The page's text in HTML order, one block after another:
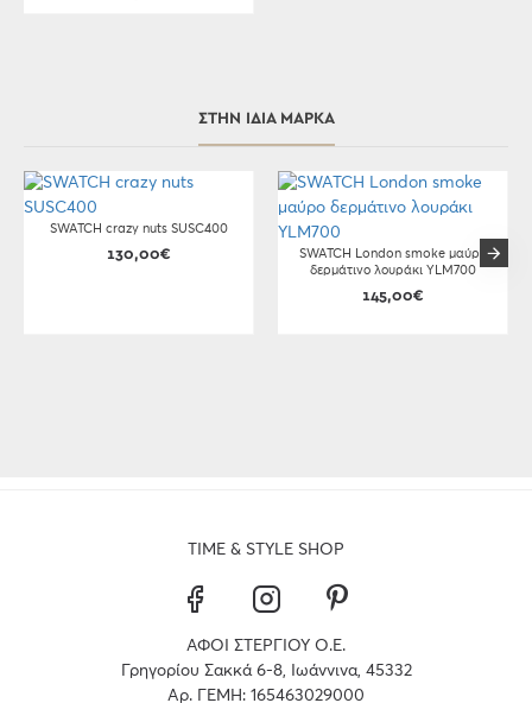
ΣΤΗΝ ΊΔΙΑ ΜΆΡΚΑ
SWATCH crazy nuts SUSC400
130,00€
SWATCH London smoke μαύρο
δερμάτινο λουράκι YLM700
145,00€
TIME & STYLE SHOP
ΑΦΟΙ ΣΤΕΡΓΙΟΥ Ο.Ε.
Γρηγορίου Σακκά 6-8, Ιωάννινα, 45332
Αρ. ΓΕΜΗ: 165463029000